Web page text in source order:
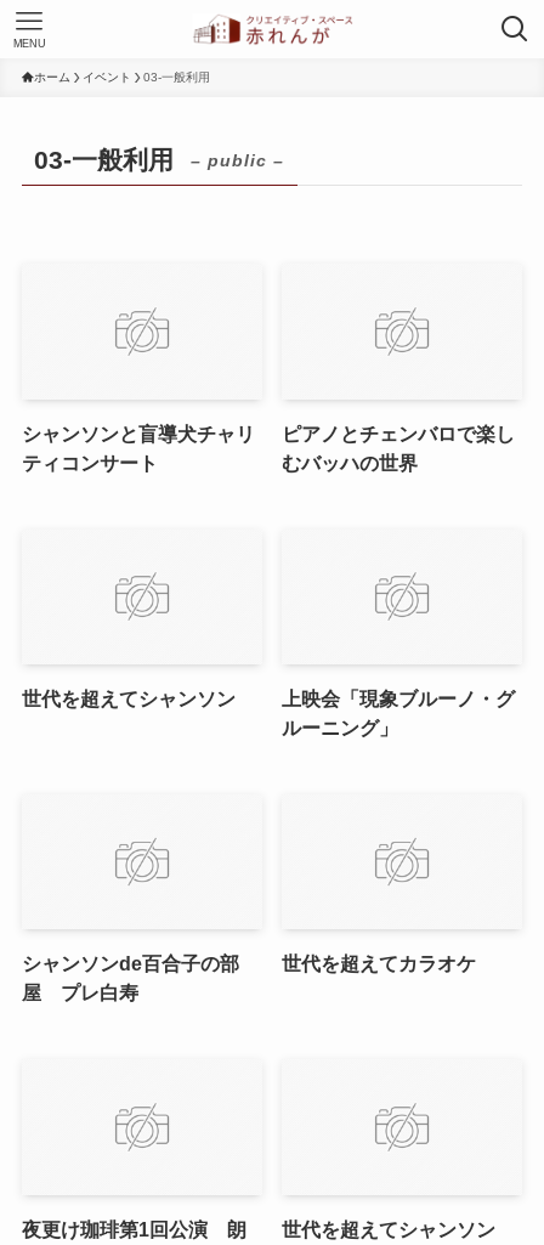
MENU
ホーム イベント 03-一般利用
03-一般利用 – public –
シャンソンと盲導犬チャリ
ティコンサート
ピアノとチェンバロで楽し
むバッハの世界
世代を超えてシャンソン
上映会「現象ブルーノ・グ
ルーニング」
シャンソンde百合子の部
屋 プレ白寿
世代を超えてカラオケ
夜更け珈琲第1回公演 朗
世代を超えてシャンソン